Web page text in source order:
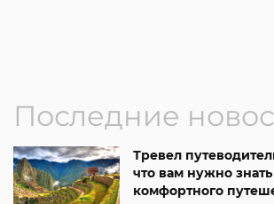
Последние
Тревел
что вам нужно
комфортного